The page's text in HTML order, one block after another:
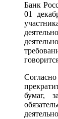
Банк
01
бумаг,